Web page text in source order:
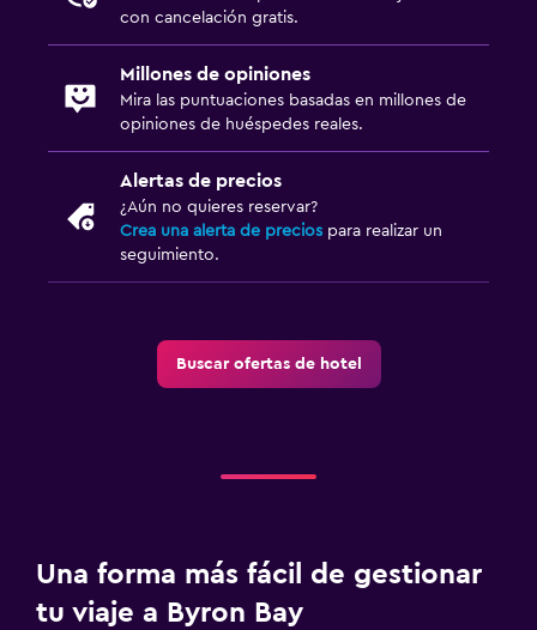
con cancelación gratis.
Millones de opiniones
Mira las puntuaciones basadas en millones de
opiniones de huéspedes reales.
Alertas de precios
¿Aún no quieres reservar?
Crea una alerta de precios para realizar un
seguimiento.
Buscar ofertas de hotel
Una forma más fácil de gestionar
tu viaje a Byron Bay